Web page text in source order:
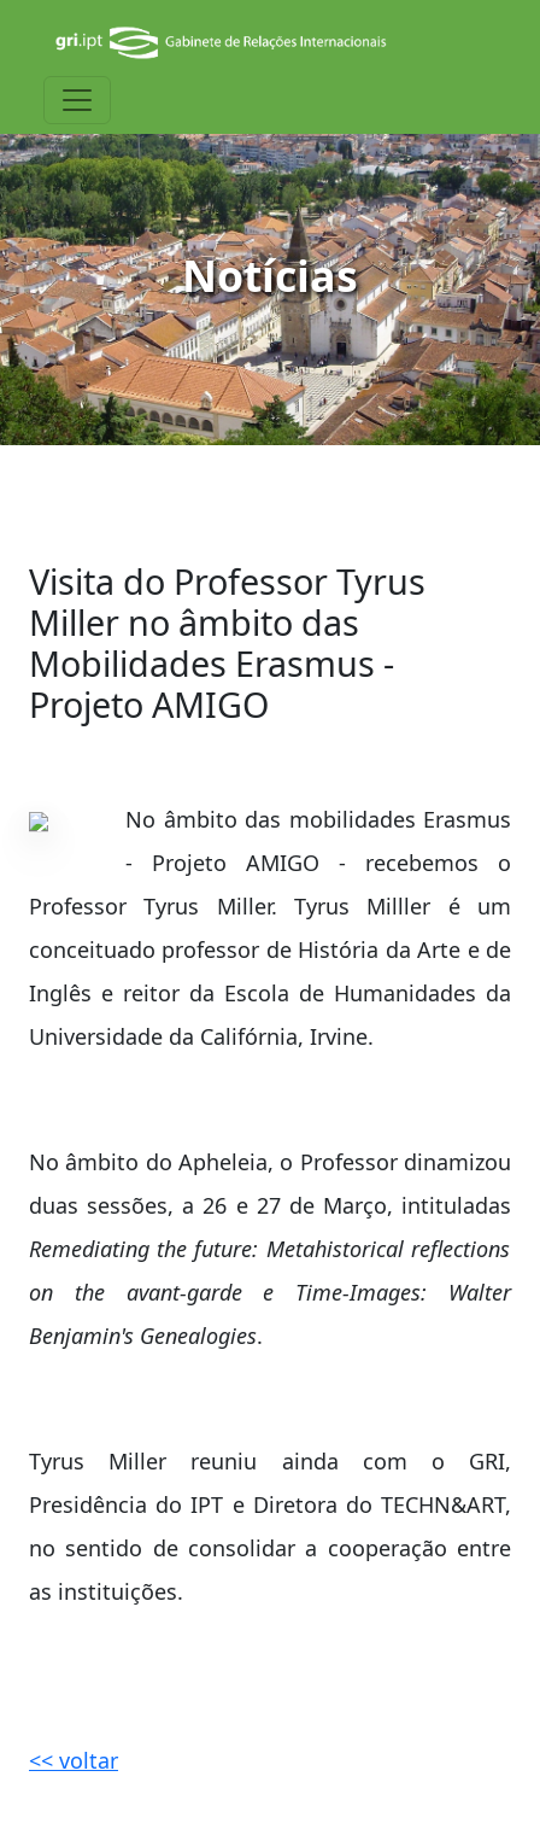
Notícias
Visita do Professor Tyrus
Miller no âmbito das
Mobilidades Erasmus -
Projeto AMIGO
No âmbito das mobilidades Erasmus
- Projeto AMIGO - recebemos o
Professor Tyrus Miller. Tyrus Milller é um
conceituado professor de História da Arte e de
Inglês e reitor da Escola de Humanidades da
Universidade da Califórnia, Irvine.
No âmbito do Apheleia, o Professor dinamizou
duas sessões, a 26 e 27 de Março, intituladas
Remediating the future: Metahistorical reflections
on the avant-garde e Time-Images: Walter
Benjamin's Genealogies.
Tyrus Miller reuniu ainda com o GRI,
Presidência do IPT e Diretora do TECHN&ART,
no sentido de consolidar a cooperação entre
as instituições.
<< voltar